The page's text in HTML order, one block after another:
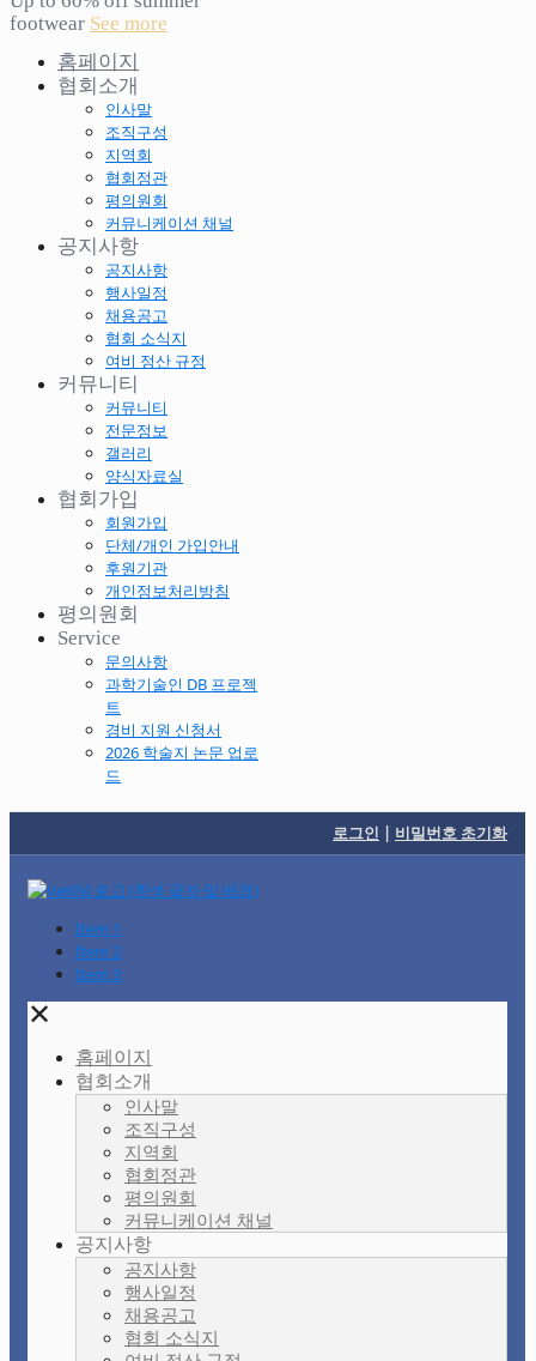
footwear See more
홈페이지
협회소개
인사말
조직구성
지역회
협회정관
평의원회
커뮤니케이션 채널
공지사항
공지사항
행사일정
채용공고
협회 소식지
여비 정산 규정
커뮤니티
커뮤니티
전문정보
갤러리
양식자료실
협회가입
회원가입
단체/개인 가입안내
후원기관
개인정보처리방침
평의원회
Service
문의사항
과학기술인 DB 프로젝
트
경비 지원 신청서
2026 학술지 논문 업로
드
로그인 | 비밀번호 초기화
Item 1
Item 2
Item 3
✕
홈페이지
협회소개
인사말
조직구성
지역회
협회정관
평의원회
커뮤니케이션 채널
공지사항
공지사항
행사일정
채용공고
협회 소식지